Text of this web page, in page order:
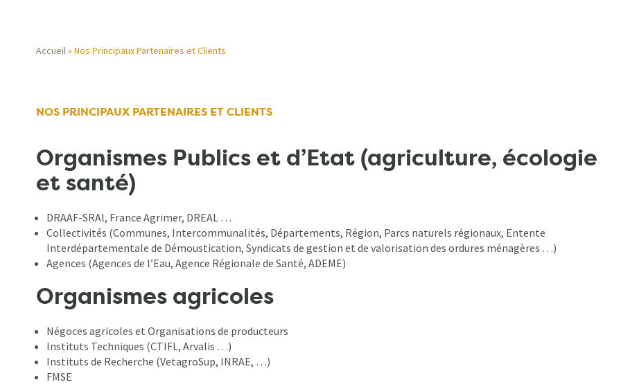
d'Ariane
Accueil Nos Principaux Partenaires et Clients
NOS PRINCIPAUX PARTENAIRES ET CLIENTS
Organismes Publics et d’Etat (agriculture, écologie
et santé)
DRAAF-SRAl, France Agrimer, DREAL …
Collectivités (Communes, Intercommunalités, Départements, Région, Parcs naturels régionaux, Entente
Interdépartementale de Démoustication, Syndicats de gestion et de valorisation des ordures ménagères …)
Agences (Agences de l’Eau, Agence Régionale de Santé, ADEME)
Organismes agricoles
Négoces agricoles et Organisations de producteurs
Instituts Techniques (CTIFL, Arvalis …)
Instituts de Recherche (VetagroSup, INRAE, …)
FMSE